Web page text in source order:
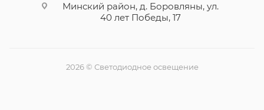
Минский район, д. Боровляны, ул.
40 лет Победы, 17
2026 © Светодиодное освещение